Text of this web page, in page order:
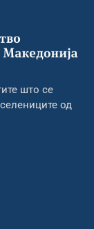
што се
од